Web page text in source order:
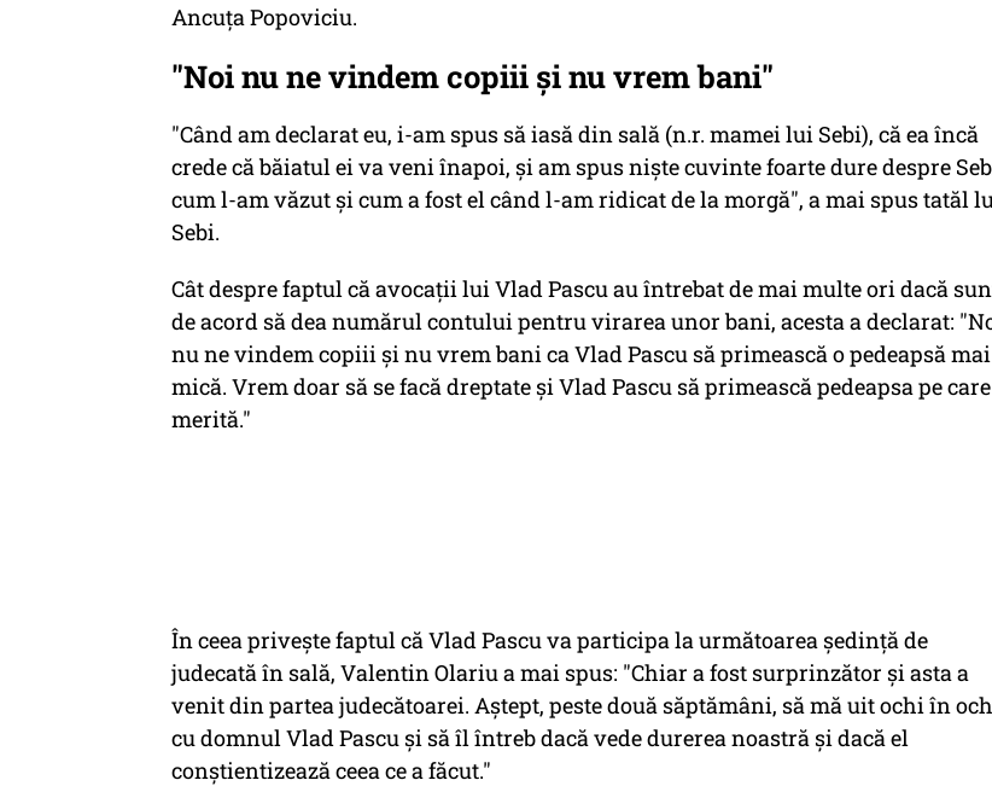
Ancuța Popoviciu.
"Noi nu ne vindem copiii şi nu vrem bani"
"Când am declarat eu, i-am spus să iasă din sală (n.r. mamei lui Sebi), că ea încă
crede că băiatul ei va veni înapoi, şi am spus nişte cuvinte foarte dure despre
cum l-am văzut şi cum a fost el când l-am ridicat de la morgă", a mai spus tatăl
Sebi.
Cât despre faptul că avocaţii lui Vlad Pascu au întrebat de mai multe ori dacă
de acord să dea numărul contului pentru virarea unor bani, acesta a declarat:
nu ne vindem copiii şi nu vrem bani ca Vlad Pascu să primească o pedeapsă mai
mică. Vrem doar să se facă dreptate şi Vlad Pascu să primească pedeapsa pe
merită."
În ceea privește faptul că Vlad Pascu va participa la următoarea şedinţă de
judecată în sală, Valentin Olariu a mai spus: "Chiar a fost surprinzător şi asta a
venit din partea judecătoarei. Aştept, peste două săptămâni, să mă uit ochi în
cu domnul Vlad Pascu şi să îl întreb dacă vede durerea noastră şi dacă el
conștientizează ceea ce a făcut."